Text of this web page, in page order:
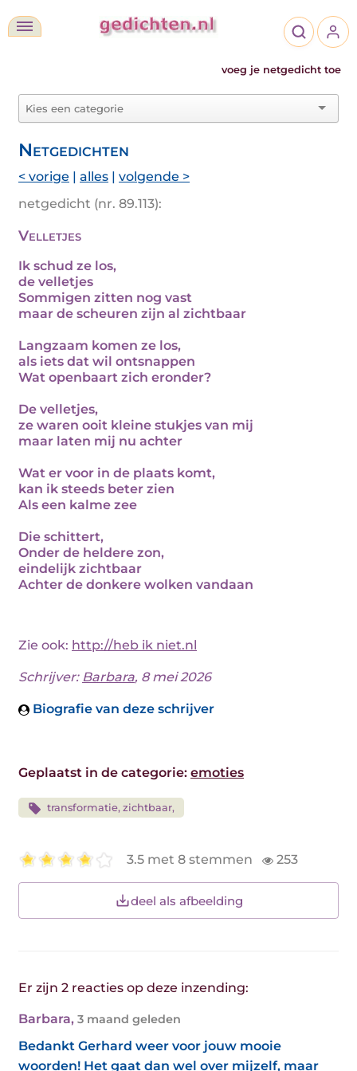
voeg je netgedicht toe
Netgedichten
< vorige | alles | volgende >
netgedicht (nr. 89.113):
Velletjes
Ik schud ze los,
de velletjes
Sommigen zitten nog vast
maar de scheuren zijn al zichtbaar
Langzaam komen ze los,
als iets dat wil ontsnappen
Wat openbaart zich eronder?
De velletjes,
ze waren ooit kleine stukjes van mij
maar laten mij nu achter
Wat er voor in de plaats komt,
kan ik steeds beter zien
Als een kalme zee
Die schittert,
Onder de heldere zon,
eindelijk zichtbaar
Achter de donkere wolken vandaan
Zie ook: http://heb ik niet.nl
Schrijver: Barbara, 8 mei 2026
Biografie van deze schrijver
Geplaatst in de categorie: emoties
transformatie, zichtbaar,
3.5 met 8 stemmen 253
deel als afbeelding
Er zijn 2 reacties op deze inzending:
Barbara, 3 maand geleden
Bedankt Gerhard weer voor jouw mooie
woorden! Het gaat dan wel over mijzelf, maar